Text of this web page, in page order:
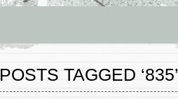
POSTS TAGGED ‘835’